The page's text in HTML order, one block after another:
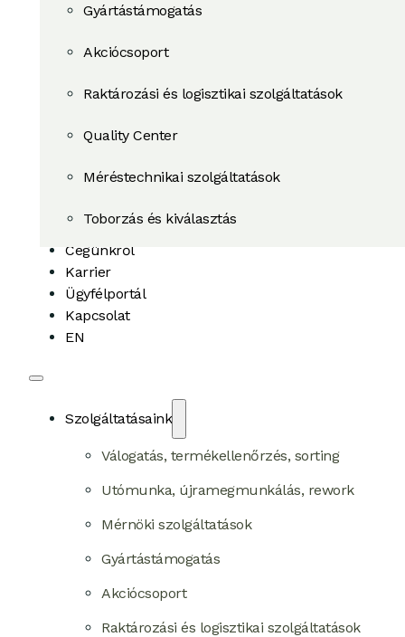
Gyártástámogatás
Akciócsoport
Raktározási és logisztikai szolgáltatások
Quality Center
Méréstechnikai szolgáltatások
Toborzás és kiválasztás
Cégünkről
Karrier
Ügyfélportál
Kapcsolat
EN
Szolgáltatásaink
Válogatás, termékellenőrzés, sorting
Utómunka, újramegmunkálás, rework
Mérnöki szolgáltatások
Gyártástámogatás
Akciócsoport
Raktározási és logisztikai szolgáltatások